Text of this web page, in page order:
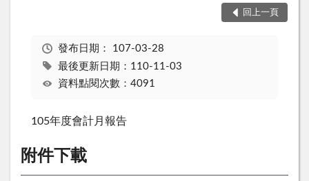
回上一頁
發布日期： 107-03-28
最後更新日期：110-11-03
資料點閱次數：4091
105年度會計月報告
附件下載